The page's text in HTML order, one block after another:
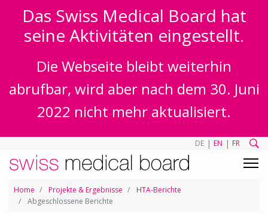
Das Swiss Medical Board hat
seine Aktivitäten eingestellt.
Die Webseite bleibt weiterhin
abrufbar, wird aber nach dem 30. Juni
2022 nicht mehr aktualisiert.
DE | EN | FR
Home Projekte & Ergebnisse
HTA-Berichte
Abgeschlossene Berichte